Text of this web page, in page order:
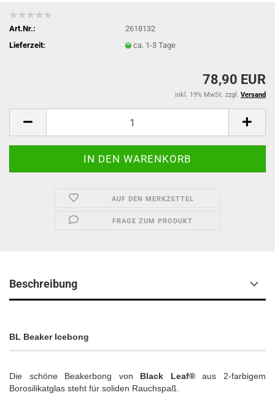
Art.Nr.:
2618132
Lieferzeit:
ca. 1-3 Tage
78,90 EUR
inkl. 19% MwSt. zzgl. Versand
AUF DEN MERKZETTEL
FRAGE ZUM PRODUKT
Beschreibung
BL Beaker Icebong
Die schöne Beakerbong von Black Leaf®aus 2-farbigem
Borosilikatglas steht für soliden Rauchspaß.